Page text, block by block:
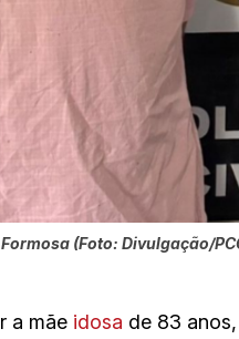
(Foto: Divulgação/
a mãe idosa de 83